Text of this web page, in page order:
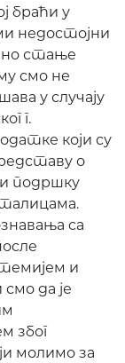
браћи у
недостојни
стање
смо не
у случају
г.
који су
о
подршку
са
и
да је
због
молимо за